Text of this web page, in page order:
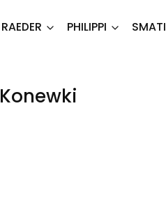
RAEDER PHILIPPI SMATI
Konewki